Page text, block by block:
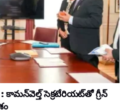
కామన్‌వెల్త్ సెక్రటేరియట్‌తో గ్రీన్